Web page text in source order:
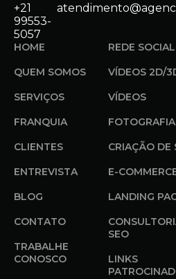
+21
99553-
5057
HOME
QUEM SOMOS
SERVIÇOS
FRANQUIA
CLIENTES
ENTREVISTA
BLOG
CONTATO
TRABALHE
CONOSCO
REDE SOCIAL
VÍDEOS 2D/
VÍDEOS
FOTOGRAFIA
CRIAÇÃO DE
E-
LANDING
SEO
LINKS